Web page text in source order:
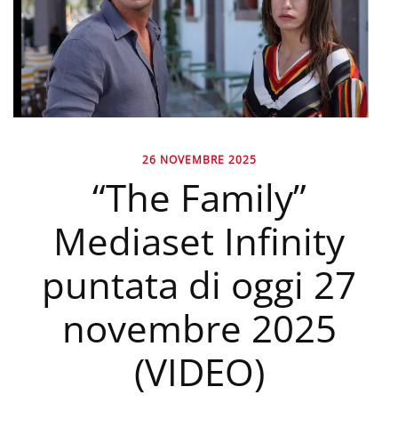
26 NOVEMBRE 2025
“The Family”
Mediaset Infinity
puntata di oggi 27
novembre 2025
(VIDEO)